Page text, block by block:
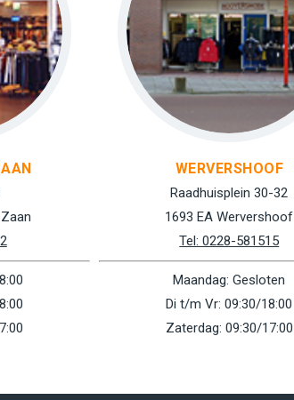
WERVERSHOOF
Raadhuisplein 30-32
1693 EA Wervershoof
Tel: 0228-581515
Maandag: Gesloten
Di t/m Vr: 09:30/18:00
Zaterdag: 09:30/17:00